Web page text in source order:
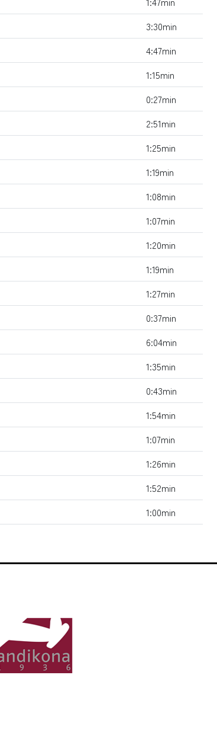
3:30min
4:47min
1:15min
0:27min
2:51min
1:25min
1:19min
1:08min
1:07min
1:20min
1:19min
1:27min
0:37min
6:04min
1:35min
0:43min
1:54min
1:07min
1:26min
1:52min
1:00min